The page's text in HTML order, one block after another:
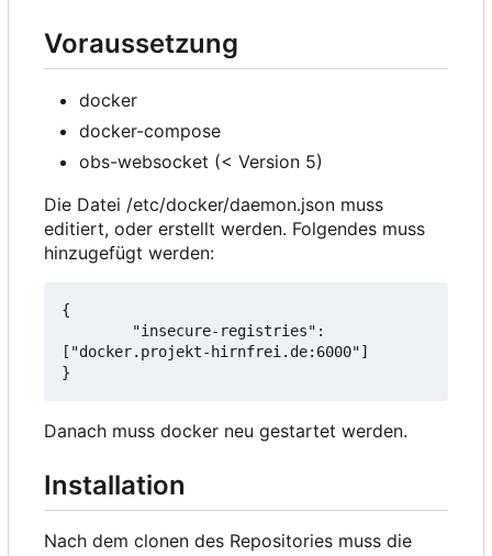
Voraussetzung
docker
docker-compose
obs-websocket (< Version 5)
Die Datei /etc/docker/daemon.json muss
editiert, oder erstellt werden. Folgendes muss
hinzugefügt werden:
{
["docker.projekt-hirnfrei.de:6000"]
Danach muss docker neu gestartet werden.
Installation
Nach dem clonen des Repositories muss die